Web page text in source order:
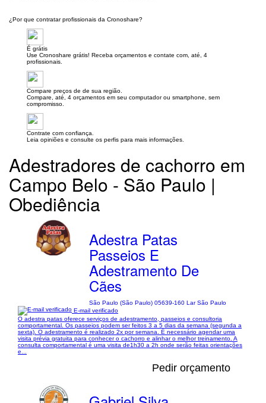
¿Por que contratar profissionais da Cronoshare?
É grátis
Use Cronoshare grátis! Receba orçamentos e contate com, até, 4
profissionais.
Compare preços de de sua região.
Compare, até, 4 orçamentos em seu computador ou smartphone, sem
compromisso.
Contrate com confiança.
Leia opiniões e consulte os perfis para mais informações.
Adestradores de cachorro em
Campo Belo - São Paulo |
Obediência
Adestra Patas
Passeios E
Adestramento De
Cães
São Paulo (São Paulo) 05639-160 Lar São Paulo
E-mail verificado
O adestra patas oferece serviços de adestramento, passeios e consultoria
comportamental. Os passeios podem ser feitos 3 a 5 dias da semana (segunda a
sexta). O adestramento é realizado 2x por semana. É necessário agendar uma
visita prévia gratuita para conhecer o cachorro e alinhar o melhor treinamento. A
consulta comportamental é uma visita de1h30 a 2h onde serão feitas orientações
e...
Pedir orçamento